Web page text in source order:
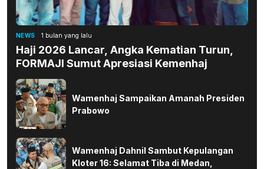
NEWS 1 bulan yang lalu
Haji 2026 Lancar, Angka Kematian Turun,
FORMAJI Sumut Apresiasi Kemenhaj
Wamenhaj Sampaikan Amanah Presiden
Prabowo
Wamenhaj Dahnil Sambut Kepulangan
Kloter 16: Selamat Tiba di Medan,